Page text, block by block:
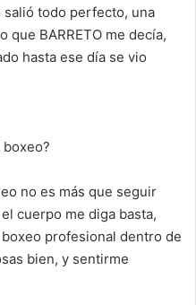
salió todo perfecto, una
que BARRETO me decía,
hasta ese día se vio
no es más que seguir
cuerpo me diga basta,
profesional dentro de
bien, y sentirme